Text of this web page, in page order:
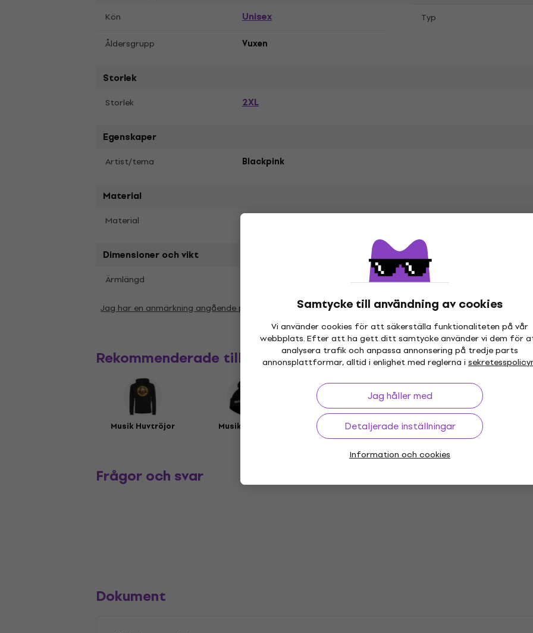
Samtycke till användning av cookies
Vi använder cookies för att säkerställa funktionaliteten på vår
webbplats. Efter att ha gett ditt samtycke använder vi dem för
analysera trafik och anpassa annonsering på tredje parts
annonsplattformar, alltid i enlighet med reglerna i
Jag håller med
Detaljerade inställningar
Information och cookies
Kön Unisex
Typ
Åldersgrupp
Vuxen
Storlek
Storlek 2XL
Egenskaper
Artist/tema Blackpink
Material
Material
Dimensioner och vikt
Ärmlängd
Jag har en anmärkning angående parametrarna
Rekommenderade tillbehör
Musik Huvtröjor Musikmössor Vinyl LP-skivor Musikkepsar
Frågor och svar
Dokument